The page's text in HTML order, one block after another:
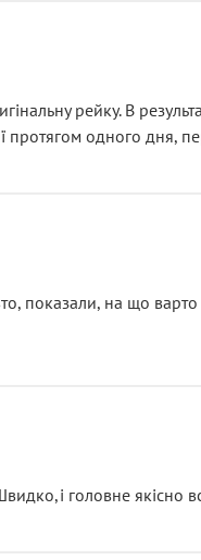
рейку. В
протягом одного дня,
на що варто
головне